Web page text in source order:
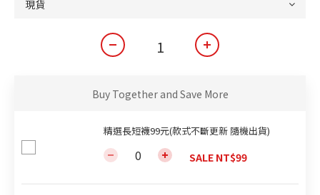
Buy Together and Save More
精選長短襪99元(款式不斷更新 隨機出貨)
SALE NT$99